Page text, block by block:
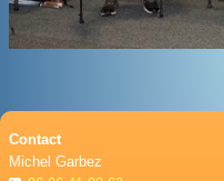
DONS
Contact
Michel Garbez